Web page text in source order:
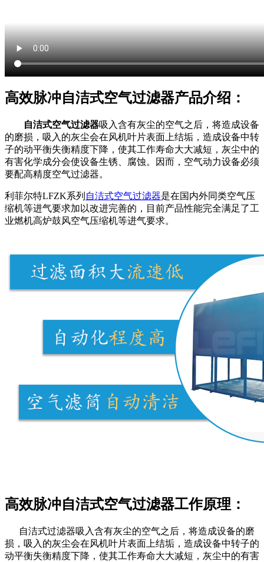
高效脉冲自洁式空气过滤器产品介绍：
自洁式空气过滤器吸入含有灰尘的空气之后，将造成设备
的磨损，吸入的灰尘会在风机叶片表面上结垢，造成设备中转
子的动平衡失衡精度下降，使其工作寿命大大减短，灰尘中的
有害化学成分会使设备生锈、腐蚀。因而，空气动力设备必须
要配高精度空气过滤器。
利菲尔特LFZK系列 自洁式空气过滤器是在国内外同类空气压
缩机等进气要求加以改进完善的，目前产品性能完全满足了工
业燃机高炉鼓风空气压缩机等进气要求。
高效脉冲自洁式空气过滤器工作原理：
自洁式过滤器吸入含有灰尘的空气之后，将造成设备的磨
损，吸入的灰尘会在风机叶片表面上结垢，造成设备中转子的
动平衡失衡精度下降，使其工作寿命大大减短，灰尘中的有害